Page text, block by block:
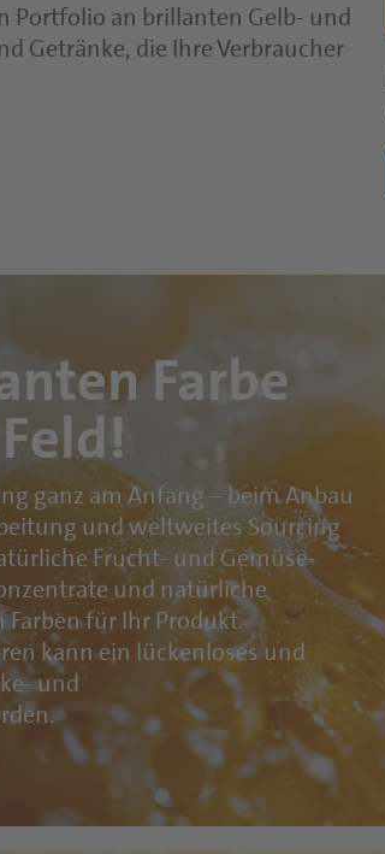
Portfolio an brillanten Gelb- und
Getränke, die Ihre Verbraucher
Farbe
ganz am Anfang – beim Anbau
und weltweites Sourcing
Frucht- und Gemüse-
und natürliche
Farben für Ihr Produkt.
kann ein lückenloses und
und